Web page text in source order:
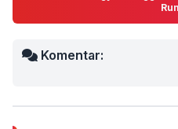
Komentar: